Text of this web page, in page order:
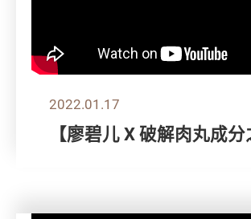
2022.01.17
【廖碧儿 X 破解肉丸成分